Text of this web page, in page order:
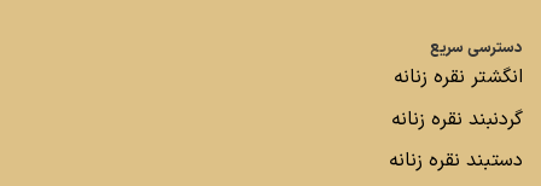
دسترسی سریع
انگشتر نقره زنانه
گردنبند نقره زنانه
دستبند نقره زنانه